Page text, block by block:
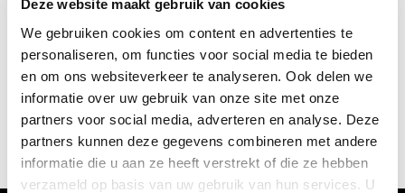
Deze website maakt gebruik van cookies
We gebruiken cookies om content en advertenties te
personaliseren, om functies voor social media te bieden
en om ons websiteverkeer te analyseren. Ook delen we
informatie over uw gebruik van onze site met onze
partners voor social media, adverteren en analyse. Deze
partners kunnen deze gegevens combineren met andere
informatie die u aan ze heeft verstrekt of die ze hebben
verzameld op basis van uw gebruik van hun services. U
In een oorkonde uit 1284 komt al een gebouw voor op
Berkenrode. De vroegste archeologische sporen van een
gebouw mét slotgracht, dateren van eind vijftiende eeuw. De
huidige buitenplaats laat vooral achttiende en negentiende-
eeuwse structuren zien.